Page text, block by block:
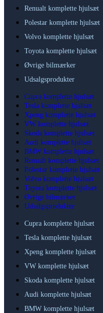
Renualt komplette hjulsæt
Polestar komplette hjulsæt
Volvo komplette hjulsæt
Toyota komplette hjulsæt
Øvrige bilmærker
Udsalgsprodukter
Cupra komplette hjulsæt
Tesla komplette hjulsæt
Xpeng komplette hjulsæt
VW komplette hjulsæt
Skoda komplette hjulsæt
Audi komplette hjulsæt
BMW komplette hjulsæt
Renualt komplette hjulsæt
Polestar komplette hjulsæt
Volvo komplette hjulsæt
Toyota komplette hjulsæt
Øvrige bilmærker
Udsalgsprodukter
Cupra komplette hjulsæt
Tesla komplette hjulsæt
Xpeng komplette hjulsæt
VW komplette hjulsæt
Skoda komplette hjulsæt
Audi komplette hjulsæt
BMW komplette hjulsæt